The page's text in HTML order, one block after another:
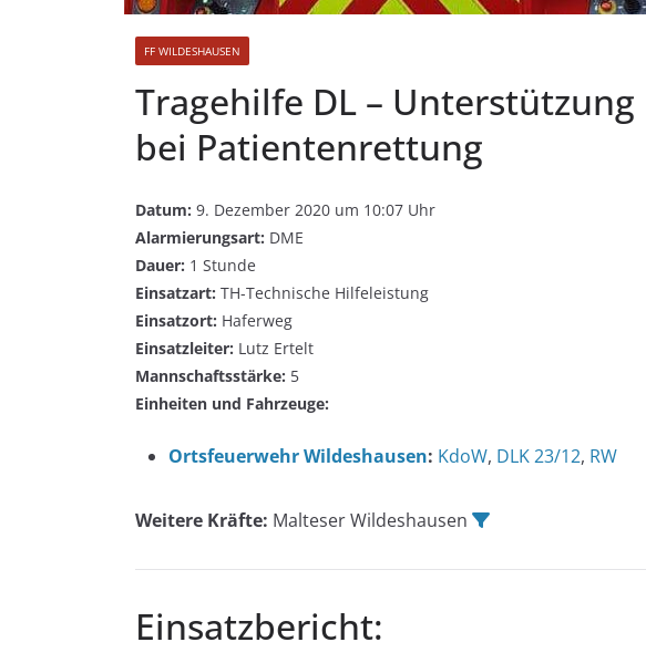
FF WILDESHAUSEN
Tragehilfe DL –
bei Patientenrettung
Datum: 9. Dezember 2020 um 10:07 Uhr
Alarmierungsart: DME
Dauer: 1 Stunde
Einsatzart: TH-Technische Hilfeleistung
Einsatzort: Haferweg
Einsatzleiter: Lutz Ertelt
Mannschaftsstärke: 5
Einheiten und Fahrzeuge:
Ortsfeuerwehr Wildeshausen: KdoW, DLK 23/12, RW
Weitere Kräfte: Malteser Wildeshausen
Einsatzbericht: